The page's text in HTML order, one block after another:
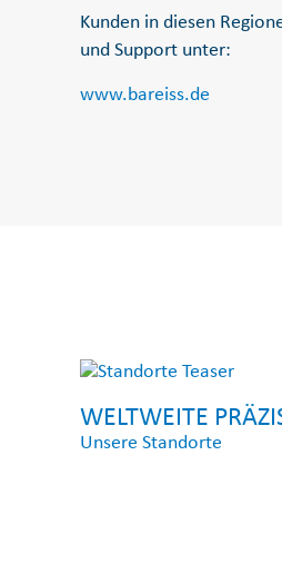
Kunden in diesen
und Support unter:
www.bareiss.de
WELTWEITE
Unsere Standorte